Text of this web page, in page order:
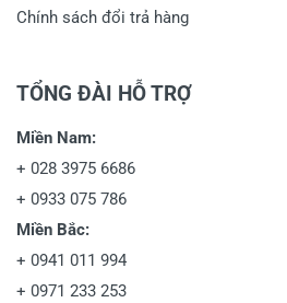
Chính sách đổi trả hàng
TỔNG ĐÀI HỖ TRỢ
Miền Nam:
+ 028 3975 6686
+ 0933 075 786
Miền Bắc:
+ 0941 011 994
+ 0971 233 253